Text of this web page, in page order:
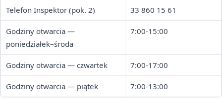
Telefon Inspektor (pok. 2) 33 860 15 61
Godziny otwarcia —
poniedziałek–środa
7:00-15:00
Godziny otwarcia — czwartek 7:00-17:00
Godziny otwarcia — piątek 7:00-13:00